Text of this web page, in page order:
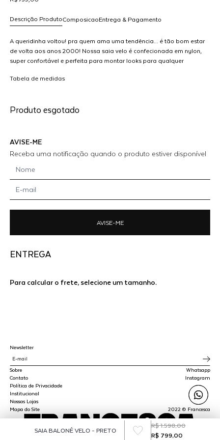
SAIA BALONÊ VELO - PRETO
R$ 1.598,00
R$ 799,00
Composicao
Descrição Produto Entrega & Pagamento
A queridinha voltou! pra quem ama uma tendência... é tão bom estar
de volta aos anos 2000! Nossa saia velo é confecionada em nylon,
super confortável e perfeita para montar looks para qualquer
Tabela de medidas
Produto esgotado
AVISE-ME
Receba uma notificação quando o produto estiver disponível
AVISE-ME
ENTREGA
Para calcular o frete, selecione um tamanho.
Sobre
Contato
Política de Privacidade
Institucional
Nossas Lojas
Mapa do Site
Whatsapp
Instagram
2022 © Francesca
Newsletter
SPLY STUDIO LTDA - CNPJ 45.510.647/0001-00